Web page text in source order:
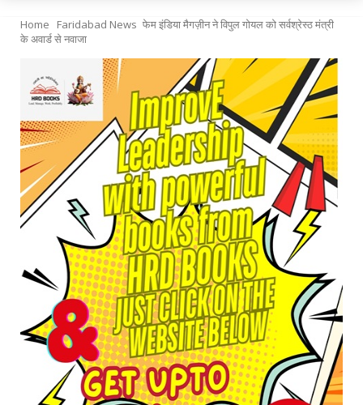
Home Faridabad News फेम इंडिया मैगज़ीन ने विपुल गोयल को सर्वश्रेस्ठ मंत्री
के अवार्ड से नवाजा